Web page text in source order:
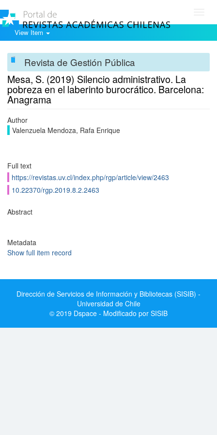
View Item
Revista de Gestión Pública
Mesa, S. (2019) Silencio administrativo. La
pobreza en el laberinto burocrático. Barcelona:
Anagrama
Author
Valenzuela Mendoza, Rafa Enrique
Full text
https://revistas.uv.cl/index.php/rgp/article/view/2463
10.22370/rgp.2019.8.2.2463
Abstract
Metadata
Show full item record
Dirección de Servicios de Información y Bibliotecas (SISIB) -
Universidad de Chile
© 2019 Dspace - Modificado por SISIB